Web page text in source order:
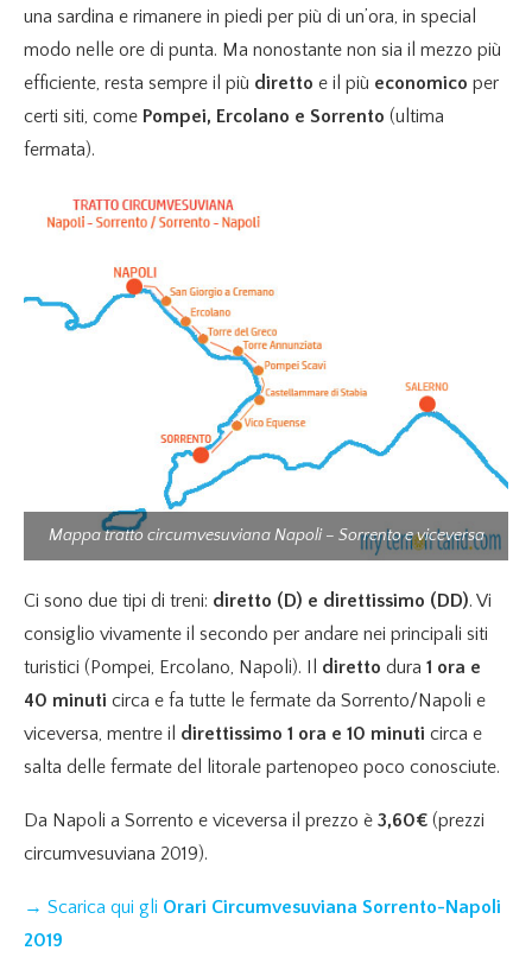
una sardina e rimanere in piedi per più di un’ora, in special
modo nelle ore di punta. Ma nonostante non sia il mezzo più
efficiente, resta sempre il più diretto e il più economico per
certi siti, come Pompei, Ercolano e Sorrento (ultima
fermata).
Mappa tratto circumvesuviana Napoli – Sorrento e viceversa
Ci sono due tipi di treni: diretto (D) e direttissimo (DD). Vi
consiglio vivamente il secondo per andare nei principali siti
turistici (Pompei, Ercolano, Napoli). Il diretto dura 1 ora e
40 minuti circa e fa tutte le fermate da Sorrento/Napoli e
viceversa, mentre il direttissimo 1 ora e 10 minuti circa e
salta delle fermate del litorale partenopeo poco conosciute.
Da Napoli a Sorrento e viceversa il prezzo è 3,60€ (prezzi
circumvesuviana 2019).
→ Scarica qui gli Orari Circumvesuviana Sorrento-Napoli
2019